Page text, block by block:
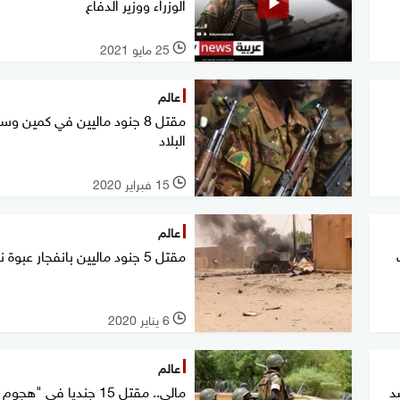
l 25 مايو 2021
عالم
مقتل 8 جنود ماليين في كمين
البلاد
l 15 فبراير 2020
عالم
مقتل 5 جنود ماليين بانفجار عبوة ناسفة
l 6 يناير 2020
عالم
مالي.. مقتل 15 جنديا في "هجوم